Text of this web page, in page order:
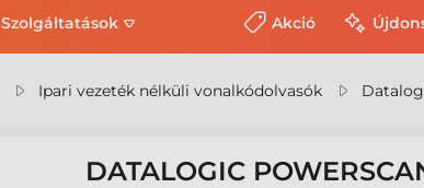
Szolgáltatások Akció
Ipari vezeték nélküli vonalkódolvasók
DATALOGIC